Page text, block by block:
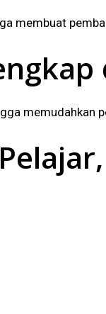
membuat